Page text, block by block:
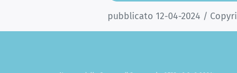
pubblicato 12-04-2024 /